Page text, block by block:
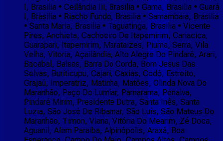
I, Brasilia • Ceilândia Iii, Brasilia • Gama, Brasilia • Guará
I, Brasilia • Riacho Fundo, Brasilia • Samambaia, Brasilia
• Santa Maria, Brasilia • Taguatinga, Brasilia • Vicente
Pires, Anchieta, Cachoeiro De Itapemirim, Cariacica,
Guarapari, Itapemirim, Marataizes, Piuma, Serra, Vila
Velha, Vitoria, Açailândia, Alto Alegre Do Pindaré, Arari,
Bacabal, Balsas, Barra Do Corda, Bom Jesus Das
Selvas, Buriticupu, Cajari, Caxias, Codó, Estreito,
Grajaú, Imperatriz, Matinha, Matões, Olinda Nova Do
Maranhão, Paço Do Lumiar, Parnarama, Penalva,
Pindaré Mirim, Presidente Dutra, Santa Inês, Santa
Luzia, São José De Ribamar, São Luís, São Mateus Do
Maranhão, Timon, Viana, Vitória Do Mearim, Zé Doca,
Aguanil, Alem Paraiba, Alpinópolis, Araxá, Boa